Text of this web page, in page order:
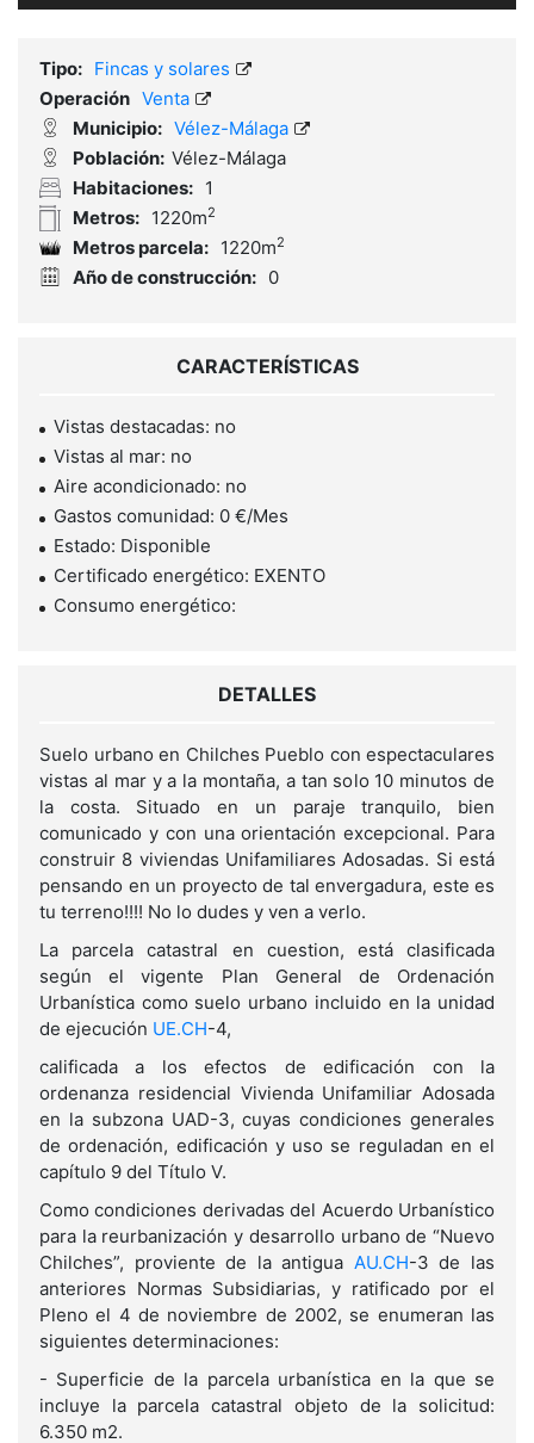
Tipo: Fincas y solares
Operación Venta
Municipio: Vélez-Málaga
Población: Vélez-Málaga
Habitaciones: 1
Metros: 1220m2
Metros parcela: 1220m2
Año de construcción: 0
CARACTERÍSTICAS
Vistas destacadas: no
Vistas al mar: no
Aire acondicionado: no
Gastos comunidad: 0 €/Mes
Estado: Disponible
Certificado energético: EXENTO
Consumo energético:
DETALLES
Suelo urbano en Chilches Pueblo con espectaculares
vistas al mar y a la montaña, a tan solo 10 minutos de
la costa. Situado en un paraje tranquilo, bien
comunicado y con una orientación excepcional. Para
construir 8 viviendas Unifamiliares Adosadas. Si está
pensando en un proyecto de tal envergadura, este es
tu terreno!!!! No lo dudes y ven a verlo.
La parcela catastral en cuestion, está clasificada
según el vigente Plan General de Ordenación
Urbanística como suelo urbano incluido en la unidad
de ejecución UE.CH-4,
calificada a los efectos de edificación con la
ordenanza residencial Vivienda Unifamiliar Adosada
en la subzona UAD-3, cuyas condiciones generales
de ordenación, edificación y uso se reguladan en el
capítulo 9 del Título V.
Como condiciones derivadas del Acuerdo Urbanístico
para la reurbanización y desarrollo urbano de “Nuevo
Chilches”, proviente de la antigua AU.CH-3 de las
anteriores Normas Subsidiarias, y ratificado por el
Pleno el 4 de noviembre de 2002, se enumeran las
siguientes determinaciones:
- Superficie de la parcela urbanística en la que se
incluye la parcela catastral objeto de la solicitud:
6.350 m2.